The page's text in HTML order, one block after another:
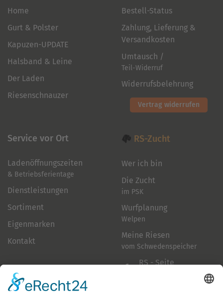
Home
Gurt & Polster
Kapuzen-UPDATE
Halsband & Leine
Der Laden
Riesenschnauzer
Bestell-Status
Zahlung, Lieferung &
Versandkosten
Umtausch /
Teil-Widerruf
Widerrufsbelehrung
Vertrag widerrufen
Service vor Ort
Ladenöffnungszeiten
& Betriebsferientage
Dienstleistungen
Sortiment
Eigenmarken
Kontakt
RS-Zucht
Wer ich bin
Die Zucht
im PSK
Wurfplanung
Welpen
Meine Riesen
vom Schwedenspeicher
RS - Seite